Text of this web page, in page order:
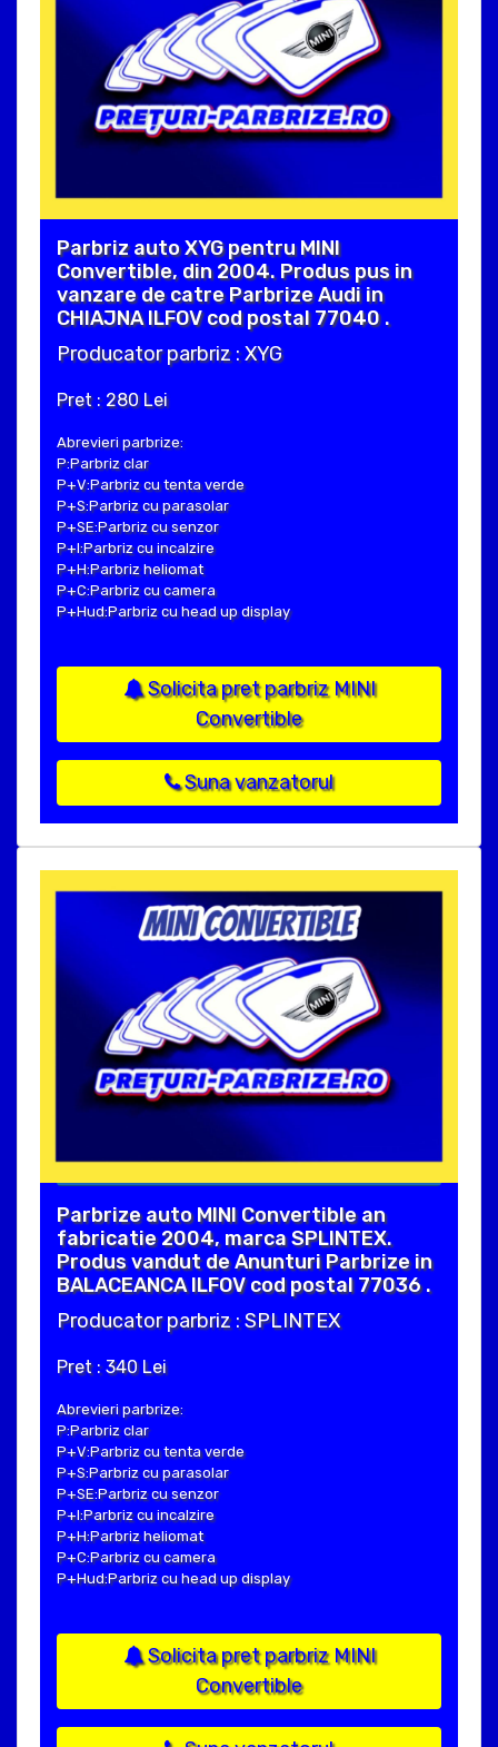
Parbriz auto XYG pentru MINI
Convertible, din 2004. Produs pus in
vanzare de catre Parbrize Audi in
CHIAJNA ILFOV cod postal 77040 .
Producator parbriz : XYG
Pret : 280 Lei
Abrevieri parbrize:
P:Parbriz clar
P+V:Parbriz cu tenta verde
P+S:Parbriz cu parasolar
P+SE:Parbriz cu senzor
P+I:Parbriz cu incalzire
P+H:Parbriz heliomat
P+C:Parbriz cu camera
P+Hud:Parbriz cu head up display
Solicita pret parbriz MINI
Convertible
Suna vanzatorul
Parbrize auto MINI Convertible an
fabricatie 2004, marca SPLINTEX.
Produs vandut de Anunturi Parbrize in
BALACEANCA ILFOV cod postal 77036 .
Producator parbriz : SPLINTEX
Pret : 340 Lei
Abrevieri parbrize:
P:Parbriz clar
P+V:Parbriz cu tenta verde
P+S:Parbriz cu parasolar
P+SE:Parbriz cu senzor
P+I:Parbriz cu incalzire
P+H:Parbriz heliomat
P+C:Parbriz cu camera
P+Hud:Parbriz cu head up display
Solicita pret parbriz MINI
Convertible